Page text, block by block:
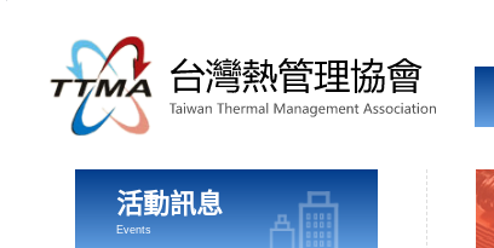
跳
活動訊息
Events